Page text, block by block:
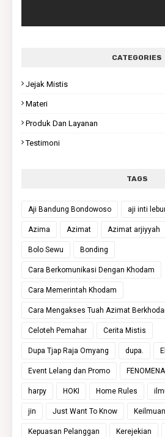
CATEGORIES
Jejak Mistis
Materi
Produk Dan Layanan
Testimoni
TAGS
Aji Bandung Bondowoso aji inti
Azima Azimat Azimat arjiyyah
Bolo Sewu Bonding
Cara Berkomunikasi Dengan Khodam
Cara Memerintah Khodam
Cara Mengakses Tuah Azimat
Celoteh Pemahar Cerita Mistis
Dupa Tjap Raja Omyang dupa.
Event Lelang dan Promo FENOMENA
harpy HOKI Home Rules
jin Just Want To Know Keilmuan
Kepuasan Pelanggan Kerejekian